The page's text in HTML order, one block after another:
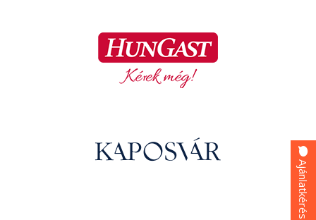
Ajánlatkérés